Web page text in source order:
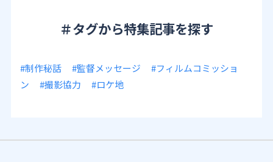
＃タグから特集記事を探す
#制作秘話 #監督メッセージ
#フィルムコミッショ
ン
#撮影協力 #ロケ地